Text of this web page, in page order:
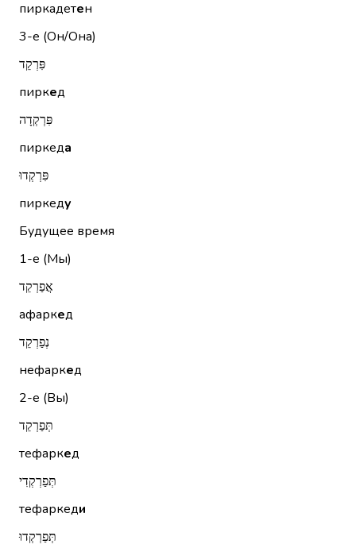
пиркадетен
3-е (Он/Она)
פִּרְקֵד
пиркед
פִּרְקְדָה
пиркеда
פִּרְקְדוּ
пиркеду
Будущее время
1-е (Мы)
אֲפַרְקֵד
афаркед
נְפַרְקֵד
нефаркед
2-е (Вы)
תְּפַרְקֵד
тефаркед
תְּפַרְקְדִי
тефаркеди
תְּפַרְקְדוּ